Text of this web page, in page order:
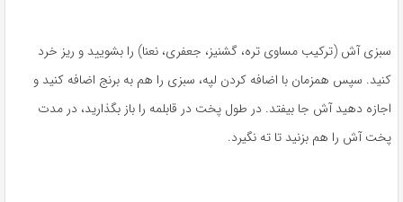
سبزی آش (ترکیب مساوی تره، گشنیز، جعفری، نعنا) را بشویید و ریز خرد
کنید. سپس همزمان با اضافه کردن لپه، سبزی را هم به برنج اضافه کنید و
اجازه دهید آش جا بیفتد. در طول پخت در قابلمه را باز بگذارید، در مدت
پخت آش را هم بزنید تا ته نگیرد.